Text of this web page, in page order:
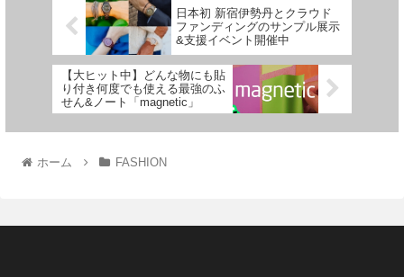
日本初 新宿伊勢丹とクラウド
ファンディングのサンプル展示
&支援イベント開催中
【大ヒット中】どんな物にも貼
り付き何度でも使える最強のふ
せん&ノート「magnetic」
ホーム FASHION